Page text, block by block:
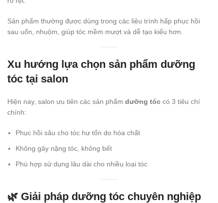
Sản phẩm thường được dùng trong các liệu trình hấp phục hồi
sau uốn, nhuộm, giúp tóc mềm mượt và dễ tạo kiểu hơn.
Xu hướng lựa chọn sản phẩm dưỡng
tóc tại salon
Hiện nay, salon ưu tiên các sản phẩm dưỡng tóc có 3 tiêu chí
chính:
Phục hồi sâu cho tóc hư tổn do hóa chất
Không gây nặng tóc, không bết
Phù hợp sử dụng lâu dài cho nhiều loại tóc
🌿 Giải pháp dưỡng tóc chuyên nghiệp